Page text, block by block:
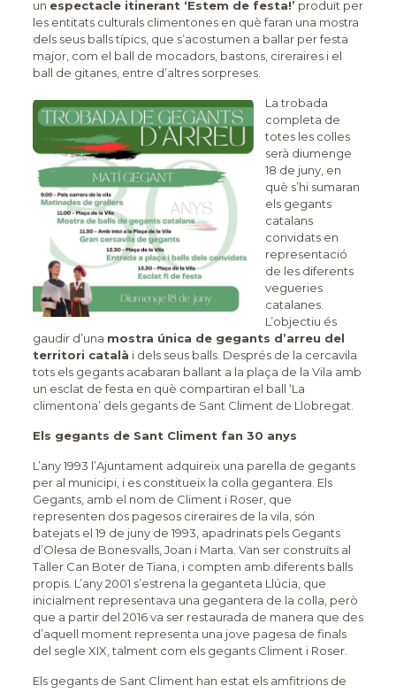
un espectacle itinerant ‘Estem de festa!’ produït per
les entitats culturals climentones en què faran una mostra
dels seus balls típics, que s’acostumen a ballar per festa
major, com el ball de mocadors, bastons, cireraires i el
ball de gitanes, entre d’altres sorpreses.
La trobada
completa de
totes les colles
serà diumenge
18 de juny, en
què s’hi sumaran
els gegants
catalans
convidats en
representació
de les diferents
vegueries
catalanes.
L’objectiu és
gaudir d’una mostra única de gegants d’arreu del
territori català i dels seus balls. Després de la cercavila
tots els gegants acabaran ballant a la plaça de la Vila amb
un esclat de festa en què compartiran el ball ‘La
climentona’ dels gegants de Sant Climent de Llobregat.
Els gegants de Sant Climent fan 30 anys
L’any 1993 l’Ajuntament adquireix una parella de gegants
per al municipi, i es constitueix la colla gegantera. Els
Gegants, amb el nom de Climent i Roser, que
representen dos pagesos cireraires de la vila, són
batejats el 19 de juny de 1993, apadrinats pels Gegants
d’Olesa de Bonesvalls, Joan i Marta. Van ser construïts al
Taller Can Boter de Tiana, i compten amb diferents balls
propis. L’any 2001 s’estrena la geganteta Llúcia, que
inicialment representava una gegantera de la colla, però
que a partir del 2016 va ser restaurada de manera que des
d’aquell moment representa una jove pagesa de finals
del segle XIX, talment com els gegants Climent i Roser.
Els gegants de Sant Climent han estat els amfitrions de